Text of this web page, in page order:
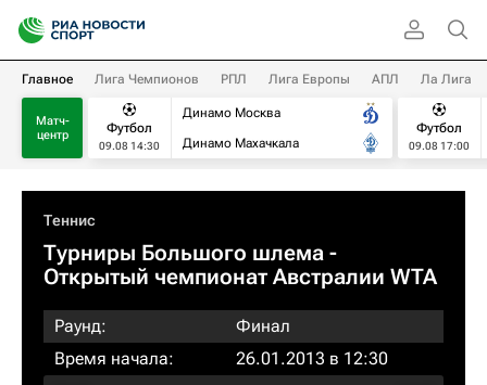
Главное Лига Чемпионов РПЛ Лига Европы АПЛ Ла Лига
Матч-
центр
Футбол
09.08 14:30
Динамо Москва
Динамо Махачкала
Футбол
09.08 17:00
Теннис
Турниры Большого шлема -
Открытый чемпионат Австралии WTA
Раунд:
Финал
Время начала:
26.01.2013 в 12:30